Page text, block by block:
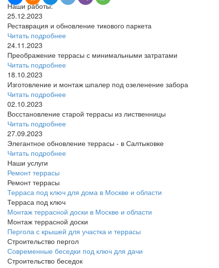
Наши работы:
25.12.2023
Реставрация и обновление тикового паркета
Читать подробнее
24.11.2023
Преображение террасы с минимальными затратами
Читать подробнее
18.10.2023
Изготовление и монтаж шпалер под озеленение забора
Читать подробнее
02.10.2023
Восстановление старой террасы из лиственницы
Читать подробнее
27.09.2023
Элегантное обновление террасы - в Салтыковке
Читать подробнее
Наши услуги
Ремонт террасы
Ремонт террасы
Терраса под ключ для дома в Москве и области
Терраса под ключ
Монтаж террасной доски в Москве и области
Монтаж террасной доски
Пергола с крышей для участка и террасы
Строительство пергол
Современные беседки под ключ для дачи
Строительство беседок